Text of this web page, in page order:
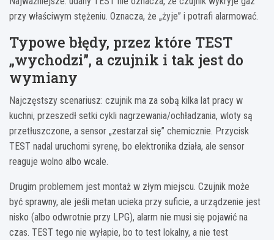
przy właściwym stężeniu. Oznacza, że „żyje” i potrafi alarmować.
Typowe błędy, przez które TEST
„wychodzi”, a czujnik i tak jest do
wymiany
Najczęstszy scenariusz: czujnik ma za sobą kilka lat pracy w
kuchni, przeszedł setki cykli nagrzewania/ochładzania, wloty są
przetłuszczone, a sensor „zestarzał się” chemicznie. Przycisk
TEST nadal uruchomi syrenę, bo elektronika działa, ale sensor
reaguje wolno albo wcale.
Drugim problemem jest montaż w złym miejscu. Czujnik może
być sprawny, ale jeśli metan ucieka przy suficie, a urządzenie jest
nisko (albo odwrotnie przy LPG), alarm nie musi się pojawić na
czas. TEST tego nie wyłapie, bo to test lokalny, a nie test